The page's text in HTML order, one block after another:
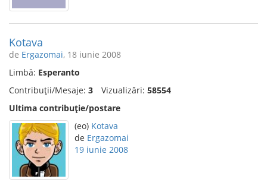
Kotava
de Ergazomai, 18 iunie 2008
Limbă: Esperanto
Contribuții/Mesaje: 3 Vizualizări: 58554
Ultima contribuție/postare
(eo) Kotava
de Ergazomai
19 iunie 2008